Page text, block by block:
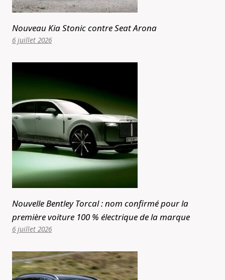
Nouveau Kia Stonic contre Seat Arona
6 juillet 2026
Nouvelle Bentley Torcal : nom confirmé pour la
première voiture 100 % électrique de la marque
6 juillet 2026